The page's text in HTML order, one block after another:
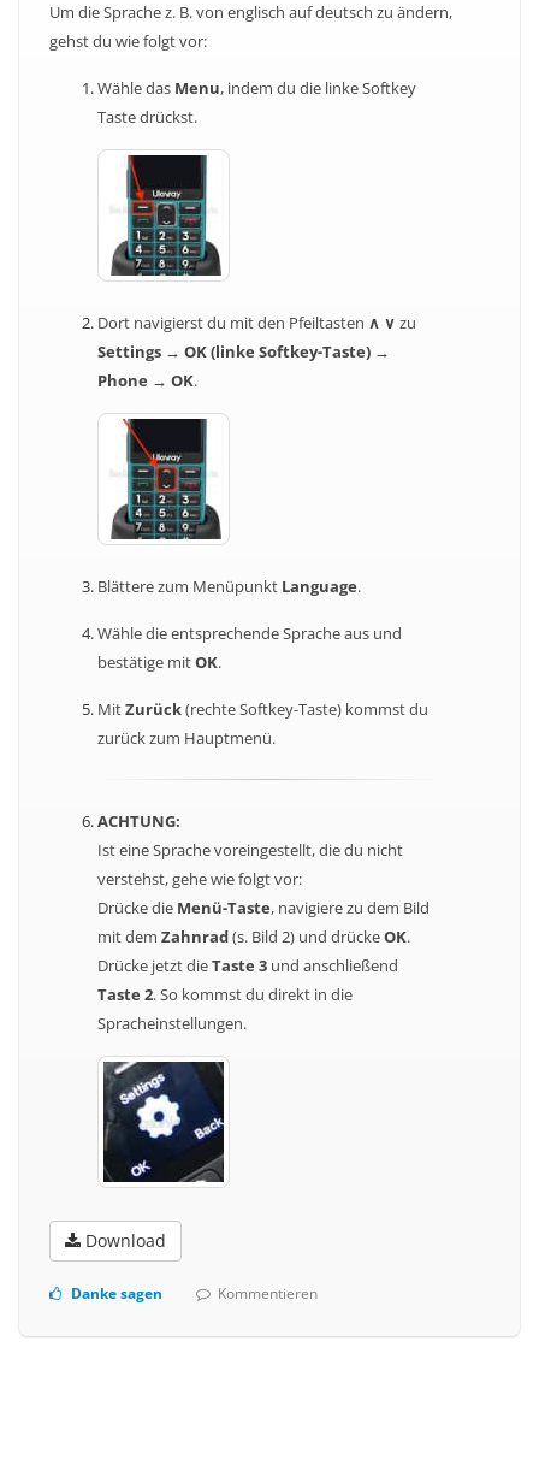
Um die Sprache z. B. von englisch auf deutsch zu ändern,
gehst du wie folgt vor:
Wähle das Menu, indem du die linke Softkey
Taste drückst.
Dort navigierst du mit den Pfeiltasten ∧ ∨ zu
Settings → OK (linke Softkey-Taste) →
Phone → OK.
Blättere zum Menüpunkt Language.
Wähle die entsprechende Sprache aus und
bestätige mitOK.
MitZurück(rechte Softkey-Taste) kommst du
zurück zum Hauptmenü.
ACHTUNG:
Ist eine Sprache voreingestellt, die du nicht
verstehst, gehe wie folgt vor:
Drücke die Menü-Taste, navigiere zu dem Bild
mit dem Zahnrad(s. Bild 2) und drückeOK.
Drücke jetzt dieTaste 3 und anschließend
Taste 2. So kommst du direkt in die
Spracheinstellungen.
Download
Danke sagen Kommentieren